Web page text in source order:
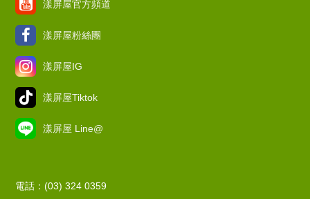
漾屏屋官方頻道
漾屏屋粉絲團
漾屏屋IG
漾屏屋Tiktok
漾屏屋 Line@
電話：(03) 324 0359